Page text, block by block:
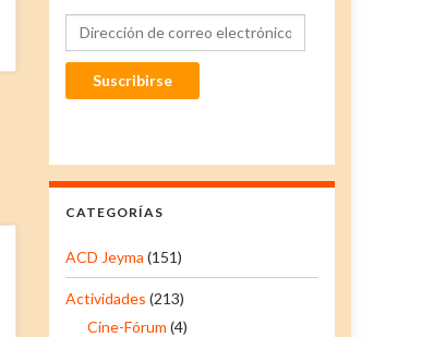
Dirección de correo electrónico
Suscribirse
CATEGORÍAS
ACD Jeyma (151)
Actividades (213)
Cine-Fórum (4)